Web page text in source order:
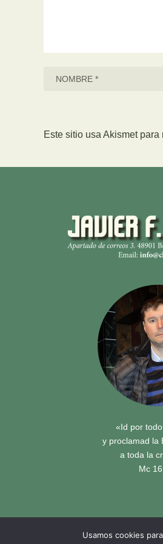
Este sitio usa Akismet para
«Id por
y proclamad la
a toda la
Mc
Francisco Javier
Usamos cookies